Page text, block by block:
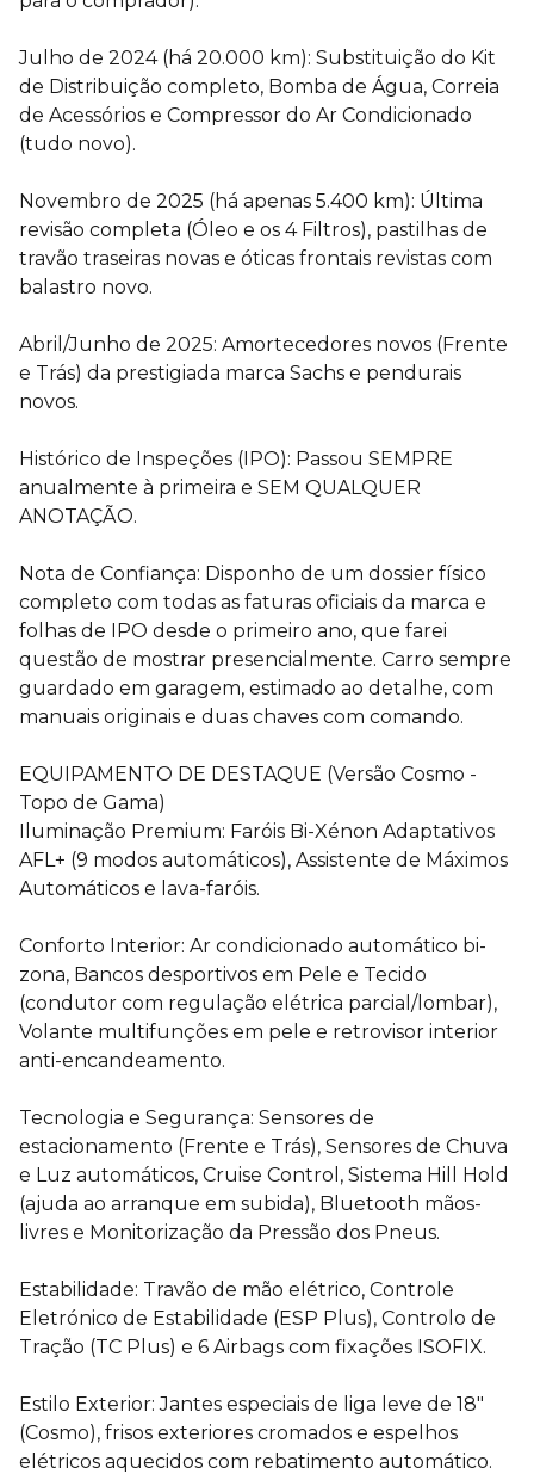
Julho de 2024 (há 20.000 km): Substituição do Kit
de Distribuição completo, Bomba de Água, Correia
de Acessórios e Compressor do Ar Condicionado
(tudo novo).
Novembro de 2025 (há apenas 5.400 km): Última
revisão completa (Óleo e os 4 Filtros), pastilhas de
travão traseiras novas e óticas frontais revistas com
balastro novo.
Abril/Junho de 2025: Amortecedores novos (Frente
e Trás) da prestigiada marca Sachs e pendurais
novos.
Histórico de Inspeções (IPO): Passou SEMPRE
anualmente à primeira e SEM QUALQUER
ANOTAÇÃO.
Nota de Confiança: Disponho de um dossier físico
completo com todas as faturas oficiais da marca e
folhas de IPO desde o primeiro ano, que farei
questão de mostrar presencialmente. Carro sempre
guardado em garagem, estimado ao detalhe, com
manuais originais e duas chaves com comando.
EQUIPAMENTO DE DESTAQUE (Versão Cosmo -
Topo de Gama)
Iluminação Premium: Faróis Bi-Xénon Adaptativos
AFL+ (9 modos automáticos), Assistente de Máximos
Automáticos e lava-faróis.
Conforto Interior: Ar condicionado automático bi-
zona, Bancos desportivos em Pele e Tecido
(condutor com regulação elétrica parcial/lombar),
Volante multifunções em pele e retrovisor interior
anti-encandeamento.
Tecnologia e Segurança: Sensores de
estacionamento (Frente e Trás), Sensores de Chuva
e Luz automáticos, Cruise Control, Sistema Hill Hold
(ajuda ao arranque em subida), Bluetooth mãos-
livres e Monitorização da Pressão dos Pneus.
Estabilidade: Travão de mão elétrico, Controle
Eletrónico de Estabilidade (ESP Plus), Controlo de
Tração (TC Plus) e 6 Airbags com fixações ISOFIX.
Estilo Exterior: Jantes especiais de liga leve de 18"
(Cosmo), frisos exteriores cromados e espelhos
elétricos aquecidos com rebatimento automático.